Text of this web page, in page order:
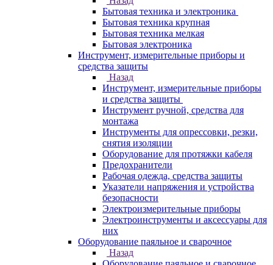
Бытовая техника и электроника
Бытовая техника крупная
Бытовая техника мелкая
Бытовая электроника
Инструмент, измерительные приборы и
средства защиты
Назад
Инструмент, измерительные приборы
и средства защиты
Инструмент ручной, средства для
монтажа
Инструменты для опрессовки, резки,
снятия изоляции
Оборудование для протяжки кабеля
Предохранители
Рабочая одежда, средства защиты
Указатели напряжения и устройства
безопасности
Электроизмерительные приборы
Электроинструменты и аксессуары для
них
Оборудование паяльное и сварочное
Назад